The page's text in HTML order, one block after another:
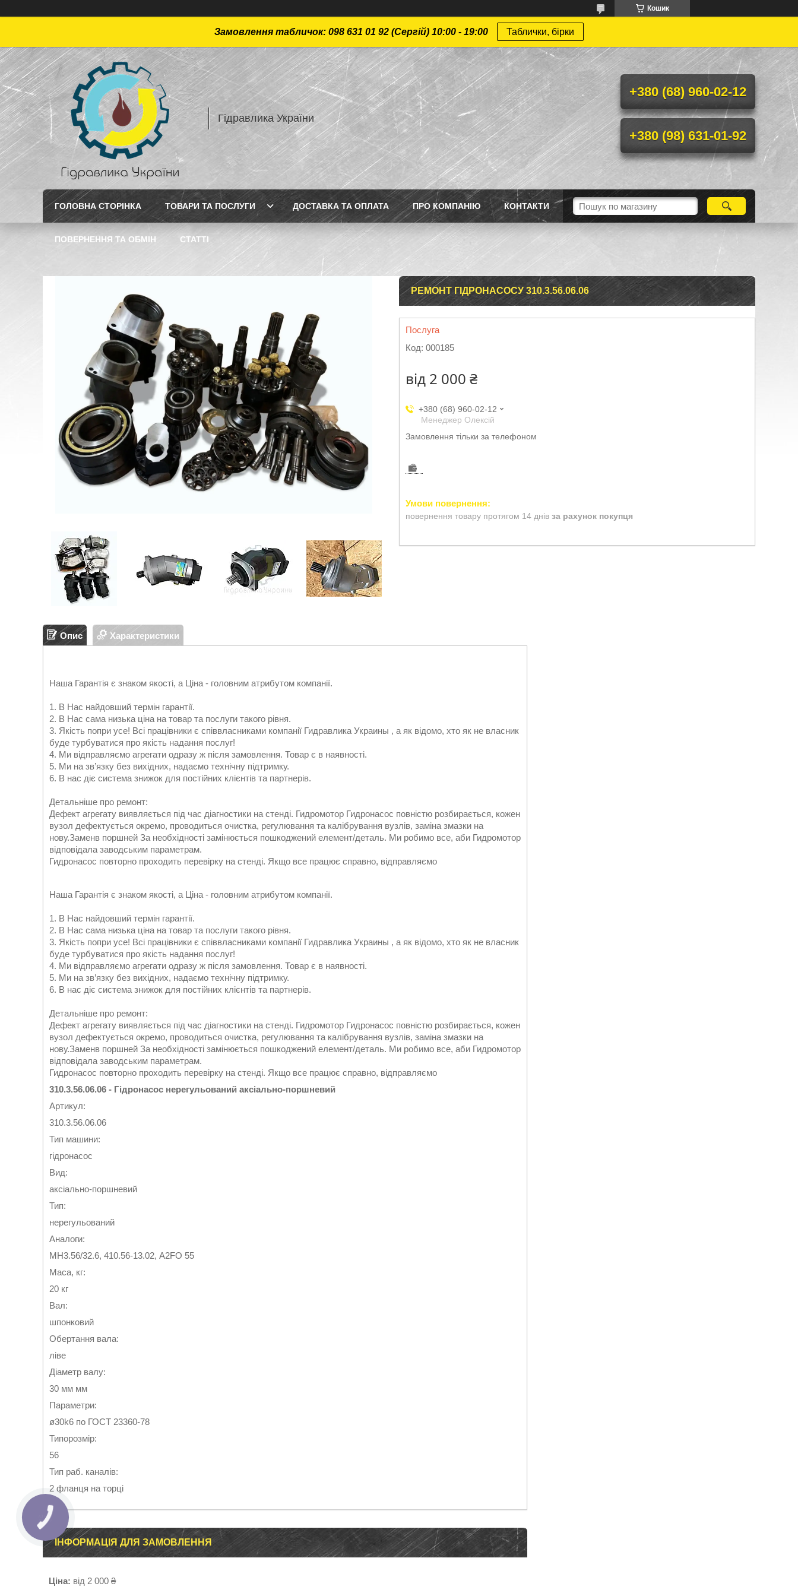
Кошик
Замовлення табличок: 098 631 01 92 (Сергій) 10:00 - 19:00 Таблички, бірки
Гідравлика України
+380 (68) 960-02-12
+380 (98) 631-01-92
ГОЛОВНА СТОРІНКА ТОВАРИ ТА ПОСЛУГИ ДОСТАВКА ТА ОПЛАТА ПРО КОМПАНІЮ КОНТАКТИ
ПОВЕРНЕННЯ ТА ОБМІН СТАТТI
РЕМОНТ ГІДРОНАСОСУ 310.3.56.06.06
Послуга
Код: 000185
від 2 000 ₴
+380 (68) 960-02-12
Менеджер Олексій
Замовлення тільки за телефоном
повернення товару протягом 14 днів за рахунок покупця
Опис Характеристики
Наша Гарантія є знаком якості, а Ціна - головним атрибутом компанії.
1. В Нас найдовший термін гарантії.
2. В Нас сама низька ціна на товар та послуги такого рівня.
3. Якість попри усе! Всі працівники є співвласниками компанії Гидравлика Украины , а як відомо, хто як не власник
буде турбуватися про якість надання послуг!
4. Ми відправляємо агрегати одразу ж після замовлення. Товар є в наявності.
5. Ми на зв’язку без вихідних, надаємо технічну підтримку.
6. В нас діє система знижок для постійних клієнтів та партнерів.
Детальніше про ремонт:
Дефект агрегату виявляється під час діагностики на стенді. Гидромотор Гидронасос повністю розбирається, кожен
вузол дефектується окремо, проводиться очистка, регулювання та калібрування вузлів, заміна змазки на
нову.Заменв поршней За необхідності замінюється пошкоджений елемент/деталь. Ми робимо все, аби Гидромотор
відповідала заводським параметрам.
Гидронасос повторно проходить перевірку на стенді. Якщо все працює справно, відправляємо
Наша Гарантія є знаком якості, а Ціна - головним атрибутом компанії.
1. В Нас найдовший термін гарантії.
2. В Нас сама низька ціна на товар та послуги такого рівня.
3. Якість попри усе! Всі працівники є співвласниками компанії Гидравлика Украины , а як відомо, хто як не власник
буде турбуватися про якість надання послуг!
4. Ми відправляємо агрегати одразу ж після замовлення. Товар є в наявності.
5. Ми на зв’язку без вихідних, надаємо технічну підтримку.
6. В нас діє система знижок для постійних клієнтів та партнерів.
Детальніше про ремонт:
Дефект агрегату виявляється під час діагностики на стенді. Гидромотор Гидронасос повністю розбирається, кожен
вузол дефектується окремо, проводиться очистка, регулювання та калібрування вузлів, заміна змазки на
нову.Заменв поршней За необхідності замінюється пошкоджений елемент/деталь. Ми робимо все, аби Гидромотор
відповідала заводським параметрам.
Гидронасос повторно проходить перевірку на стенді. Якщо все працює справно, відправляємо
310.3.56.06.06 - Гідронасос нерегульований аксіально-поршневий
Артикул:
310.3.56.06.06
Тип машини:
гідронасос
Вид:
аксіально-поршневий
Тип:
нерегульований
Аналоги:
МН3.56/32.6, 410.56-13.02, A2FO 55
Маса, кг:
20 кг
Вал:
шпонковий
Обертання вала:
ліве
Діаметр валу:
30 мм мм
Параметри:
ø30k6 по ГОСТ 23360-78
Типорозмір:
56
Тип раб. каналів:
2 фланця на торці
ІНФОРМАЦІЯ ДЛЯ ЗАМОВЛЕННЯ
Ціна: від 2 000 ₴